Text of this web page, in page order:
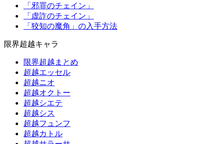
「邪罪のチェイン」
「虚詐のチェイン」
「狡知の魔角」の入手方法
限界超越キャラ
限界超越まとめ
超越エッセル
超越ニオ
超越オクトー
超越シエテ
超越シス
超越フュンフ
超越カトル